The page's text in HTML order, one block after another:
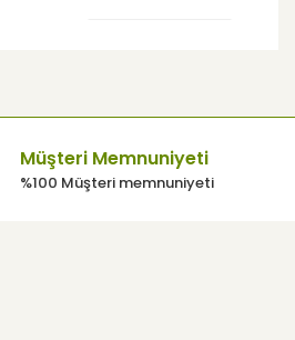
Müşteri Memnuniyeti
%100 Müşteri memnuniyeti